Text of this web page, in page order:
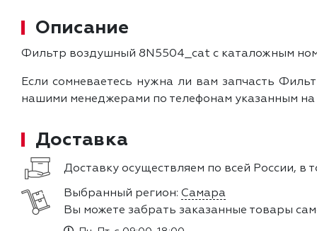
Описание
Фильтр воздушный 8N5504_cat с каталожным
Если сомневаетесь нужна ли вам запчасть
нашими менеджерами по телефонам указанным
Доставка
Доставку осуществляем по всей России, в
Выбранный регион: Самара
Вы можете забрать заказанные товары